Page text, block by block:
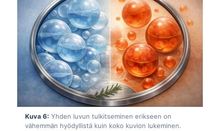
Kuva 6: Yhden luvun tulkitseminen erikseen on
vähemmän hyödyllistä kuin koko kuvion lukeminen.
Latviešu valoda
Македонски јазик
Euskara
Gàidhlig
Occitan
العربية المغربية
Afrikaans
Монгол